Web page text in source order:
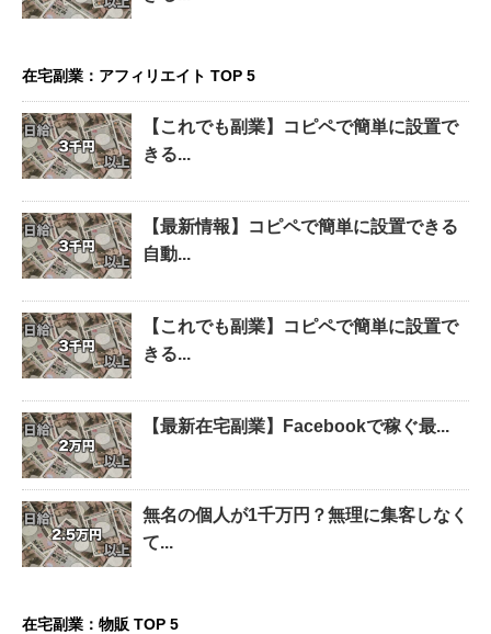
在宅副業：アフィリエイト TOP 5
【これでも副業】コピペで簡単に設置で
きる...
【最新情報】コピペで簡単に設置できる
自動...
【これでも副業】コピペで簡単に設置で
きる...
【最新在宅副業】Facebookで稼ぐ最...
無名の個人が1千万円？無理に集客しなく
て...
在宅副業：物販 TOP 5